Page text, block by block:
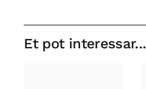
Et pot interessar...